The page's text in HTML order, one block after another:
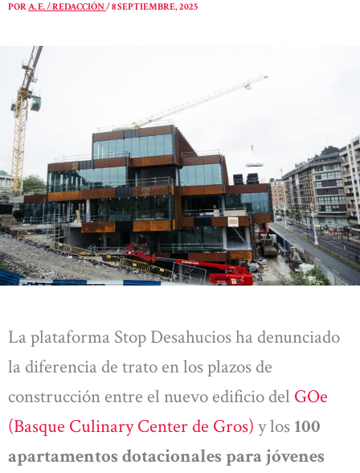
PORA. E. / REDACCIÓN/8 SEPTIEMBRE, 2025
La plataforma Stop Desahucios ha denunciado
la diferencia de trato en los plazos de
construcción entre el nuevo edificio del GOe
(Basque Culinary Center de Gros) y los 100
apartamentos dotacionales para jóvenes